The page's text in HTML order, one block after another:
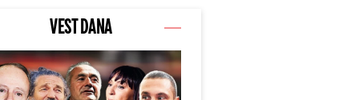
VEST DANA